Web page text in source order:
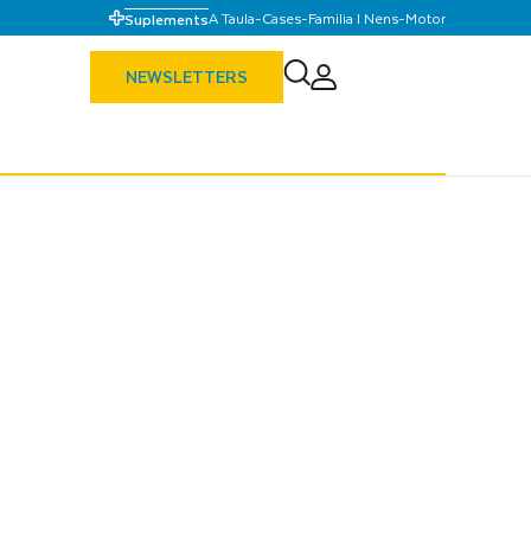
SuplementsA Taula-Cases-Familia I Nens-Motor
NEWSLETTERS